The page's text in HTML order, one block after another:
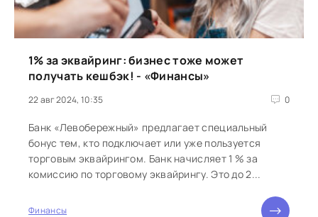
1% за эквайринг: бизнес тоже может
получать кешбэк! - «Финансы»
22 авг 2024, 10:35 0
Банк «Левобережный» предлагает специальный
бонус тем, кто подключает или уже пользуется
торговым эквайрингом. Банк начисляет 1 % за
комиссию по торговому эквайрингу. Это до 2...
Финансы